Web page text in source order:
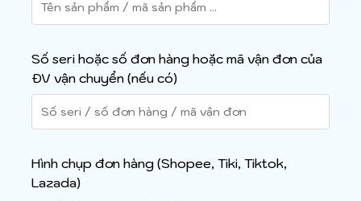
Số seri hoặc số đơn hàng hoặc mã vận đơn của
ĐV vận chuyển (nếu có)
Hình chụp đơn hàng (Shopee, Tiki, Tiktok,
Lazada)